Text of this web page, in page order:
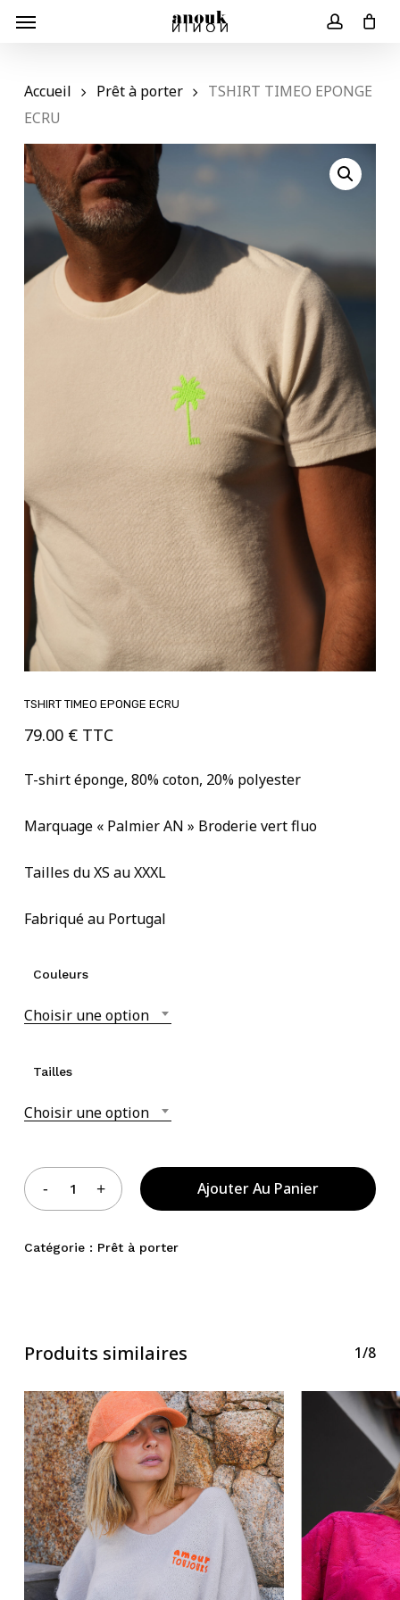
Menu
Votre panier est vide.
Accueil Prêt à porter
TSHIRT TIMEO EPONGE
ECRU
TSHIRT TIMEO EPONGE ECRU
79.00 € TTC
T-shirt éponge, 80% coton, 20% polyester
Marquage « Palmier AN » Broderie vert fluo
Tailles du XS au XXXL
Fabriqué au Portugal
Couleurs
Choisir une option
Tailles
Choisir une option
Ajouter Au Panier
Catégorie : Prêt à porter
Produits similaires 1/8